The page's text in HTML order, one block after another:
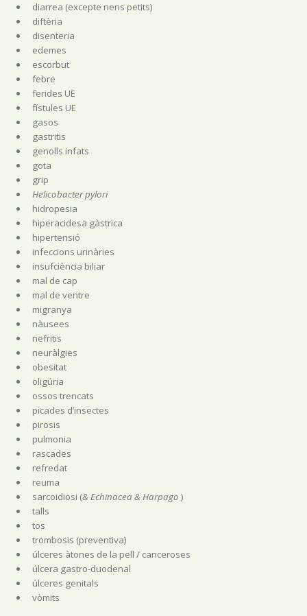
diarrea (excepte nens petits)
diftèria
disenteria
edemes
escorbut
febre
ferides UE
fístules UE
gasos
gastritis
genolls infats
gota
grip
Helicobacter pylori
hidropesia
hiperacidesa gàstrica
hipertensió
infeccions urinàries
insufciència biliar
mal de cap
mal de ventre
migranya
nàusees
nefritis
neuràlgies
obesitat
oligúria
ossos trencats
picades d’insectes
pirosis
pulmonia
rascades
refredat
reuma
sarcoidiosi (& Echinacea & Harpago )
talls
tos
trombosis (preventiva)
úlceres àtones de la pell / canceroses
úlcera gastro-duodenal
úlceres genitals
vòmits